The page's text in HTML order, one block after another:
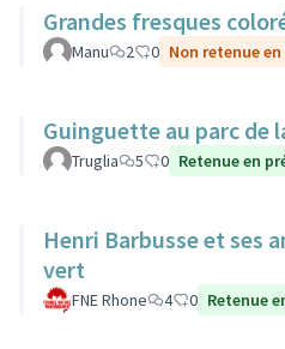
Grandes fresques
Manu 2 0 Non retenue
Guinguette au parc de
Truglia 5 0 Retenue en
Henri Barbusse et ses
vert
FNE Rhone 4 0 Retenue